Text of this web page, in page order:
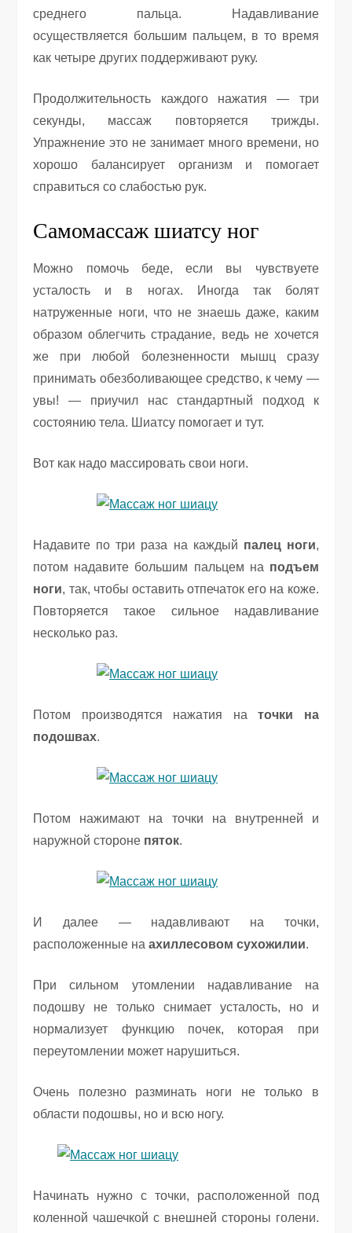
среднего пальца. Надавливание
осуществляется большим пальцем, в то время
как четыре других поддерживают руку.
Продолжительность каждого нажатия — три
секунды, массаж повторяется трижды.
Упражнение это не занимает много времени, но
хорошо балансирует организм и помогает
справиться со слабостью рук.
Самомассаж шиатсу ног
Можно помочь беде, если вы чувствуете
усталость и в ногах. Иногда так болят
натруженные ноги, что не знаешь даже, каким
образом облегчить страдание, ведь не хочется
же при любой болезненности мышц сразу
принимать обезболивающее средство, к чему —
увы! — приучил нас стандартный подход к
состоянию тела. Шиатсу помогает и тут.
Вот как надо массировать свои ноги.
Надавите по три раза на каждый палец ноги,
потом надавите большим пальцем на подъем
ноги, так, чтобы оставить отпечаток его на коже.
Повторяется такое сильное надавливание
несколько раз.
Потом производятся нажатия наточки на
подошвах.
Потом нажимают на точки на внутренней и
наружной стороне пяток.
И далее — надавливают на точки,
расположенные наахиллесовом сухожилии.
При сильном утомлении надавливание на
подошву не только снимает усталость, но и
нормализует функцию почек, которая при
переутомлении может нарушиться.
Очень полезно разминать ноги не только в
области подошвы, но и всю ногу.
Начинать нужно с точки, расположенной под
коленной чашечкой с внешней стороны голени.